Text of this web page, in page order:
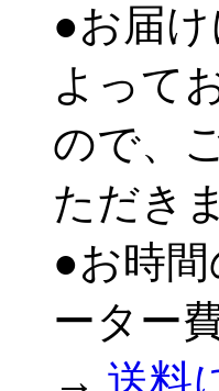
●お届
よって
ので、
ただき
●お時
ーター
→ 送料